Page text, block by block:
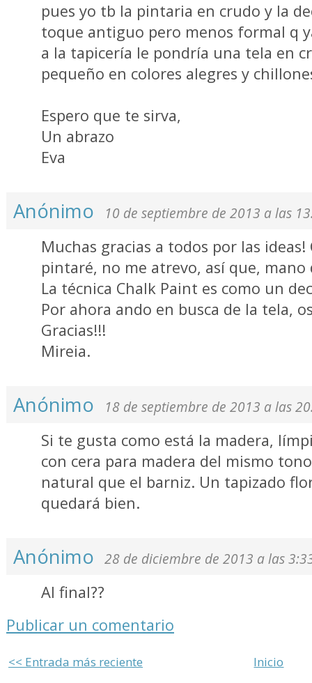
pues yo tb la pintaria en crudo y la
toque antiguo pero menos formal q
a la tapicería le pondría una tela en
pequeño en colores alegres y
Espero que te sirva,
Un abrazo
Eva
Anónimo 10 de septiembre de 2013 a las
Muchas gracias a todos por las
pintaré, no me atrevo, así que,
La técnica Chalk Paint es como un
Por ahora ando en busca de la tela,
Gracias!!!
Mireia.
Anónimo 18 de septiembre de 2013 a las
Si te gusta como está la madera,
con cera para madera del mismo
natural que el barniz. Un tapizado
quedará bien.
Anónimo 28 de diciembre de 2013 a las
Al final??
Publicar un comentario
<< Entrada más reciente Inicio